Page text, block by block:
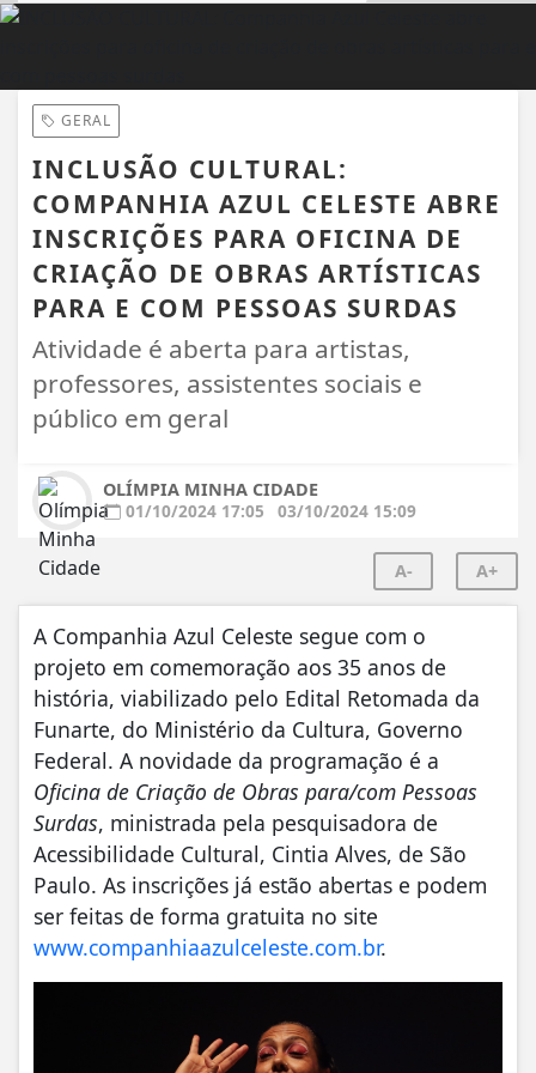
GERAL
INCLUSÃO CULTURAL:
COMPANHIA AZUL CELESTE ABRE
INSCRIÇÕES PARA OFICINA DE
CRIAÇÃO DE OBRAS ARTÍSTICAS
PARA E COM PESSOAS SURDAS
Atividade é aberta para artistas,
professores, assistentes sociais e
público em geral
OLÍMPIA MINHA CIDADE
01/10/2024 17:05
03/10/2024 15:09
A- A+
A Companhia Azul Celeste segue com o
projeto em comemoração aos 35 anos de
história, viabilizado pelo Edital Retomada da
Funarte, do Ministério da Cultura, Governo
Federal. A novidade da programação é a
Oficina de Criação de Obras para/com Pessoas
Surdas, ministrada pela pesquisadora de
Acessibilidade Cultural, Cintia Alves, de São
Paulo. As inscrições já estão abertas e podem
ser feitas de forma gratuita no site
www.companhiaazulceleste.com.br.